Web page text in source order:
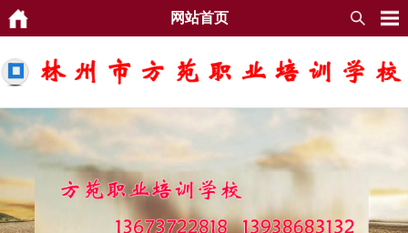
网站首页